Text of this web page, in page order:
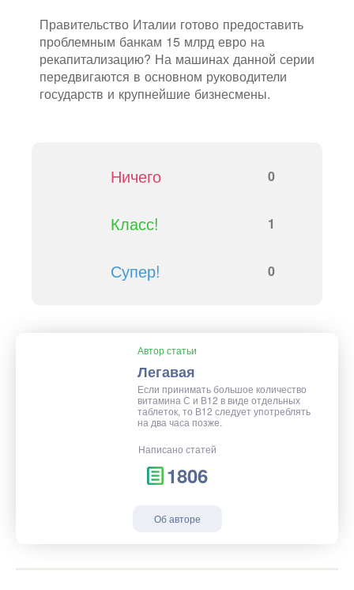
Правительство Италии готово предоставить
проблемным банкам 15 млрд евро на
рекапитализацию? На машинах данной серии
передвигаются в основном руководители
государств и крупнейшие бизнесмены.
Ничего 0
Класс! 1
Супер! 0
Автор статьи
Легавая
Если принимать большое количество
витамина С и В12 в виде отдельных
таблеток, то В12 следует употреблять
на два часа позже.
Написано статей
1806
Об авторе